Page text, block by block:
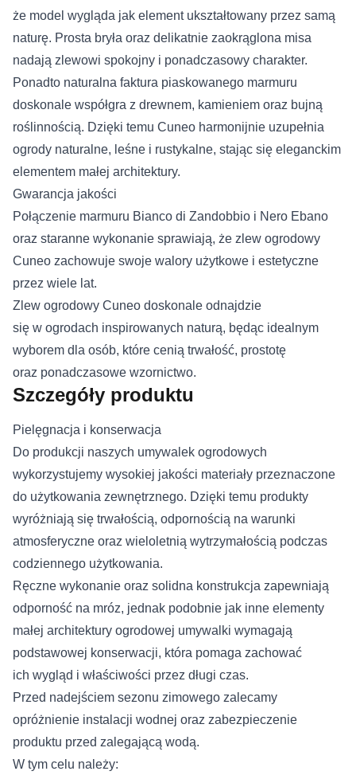
że model wygląda jak element ukształtowany przez samą
naturę. Prosta bryła oraz delikatnie zaokrąglona misa
nadają zlewowi spokojny i ponadczasowy charakter.
Ponadto naturalna faktura piaskowanego marmuru
doskonale współgra z drewnem, kamieniem oraz bujną
roślinnością. Dzięki temu Cuneo harmonijnie uzupełnia
ogrody naturalne, leśne i rustykalne, stając się eleganckim
elementem małej architektury.
Gwarancja jakości
Połączenie marmuru Bianco di Zandobbio i Nero Ebano
oraz staranne wykonanie sprawiają, że zlew ogrodowy
Cuneo zachowuje swoje walory użytkowe i estetyczne
przez wiele lat.
Zlew ogrodowy Cuneo doskonale odnajdzie
się w ogrodach inspirowanych naturą, będąc idealnym
wyborem dla osób, które cenią trwałość, prostotę
oraz ponadczasowe wzornictwo.
Szczegóły produktu
Pielęgnacja i konserwacja
Do produkcji naszych umywalek ogrodowych
wykorzystujemy wysokiej jakości materiały przeznaczone
do użytkowania zewnętrznego. Dzięki temu produkty
wyróżniają się trwałością, odpornością na warunki
atmosferyczne oraz wieloletnią wytrzymałością podczas
codziennego użytkowania.
Ręczne wykonanie oraz solidna konstrukcja zapewniają
odporność na mróz, jednak podobnie jak inne elementy
małej architektury ogrodowej umywalki wymagają
podstawowej konserwacji, która pomaga zachować
ich wygląd i właściwości przez długi czas.
Przed nadejściem sezonu zimowego zalecamy
opróżnienie instalacji wodnej oraz zabezpieczenie
produktu przed zalegającą wodą.
W tym celu należy: